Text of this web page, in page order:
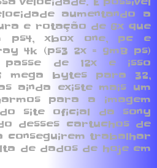
aumentando a
e rotação de 6x que
ps4, xbox one, pc e
4k (ps3 2x = 9mB ps)
de 12x e isso
mega bytes para 32,
ainda existe mais um
para a imagem
site oficial da sony
desses cartuchos de
conseguirem trabalhar
de dados de hoje em